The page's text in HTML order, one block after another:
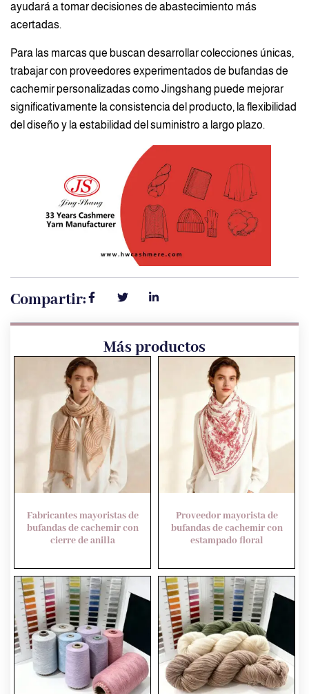
ayudará a tomar decisiones de abastecimiento más
acertadas.
Para las marcas que buscan desarrollar colecciones únicas,
trabajar con proveedores experimentados de bufandas de
cachemir personalizadas como Jingshang puede mejorar
significativamente la consistencia del producto, la flexibilidad
del diseño y la estabilidad del suministro a largo plazo.
Compartir:
Más productos
Fabricantes mayoristas de
bufandas de cachemir con
cierre de anilla
Proveedor mayorista de
bufandas de cachemir con
estampado floral